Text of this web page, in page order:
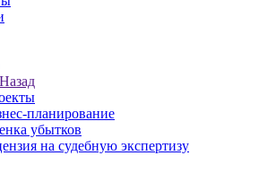
Назад
планирование
убытков
на судебную экспертизу